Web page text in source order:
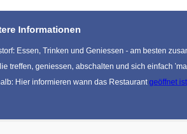
Informationen
Essen, Trinken und Geniessen - am besten
treffen, geniessen, abschalten und sich einfach
Hier informieren wann das Restaurantgeöffnet ist